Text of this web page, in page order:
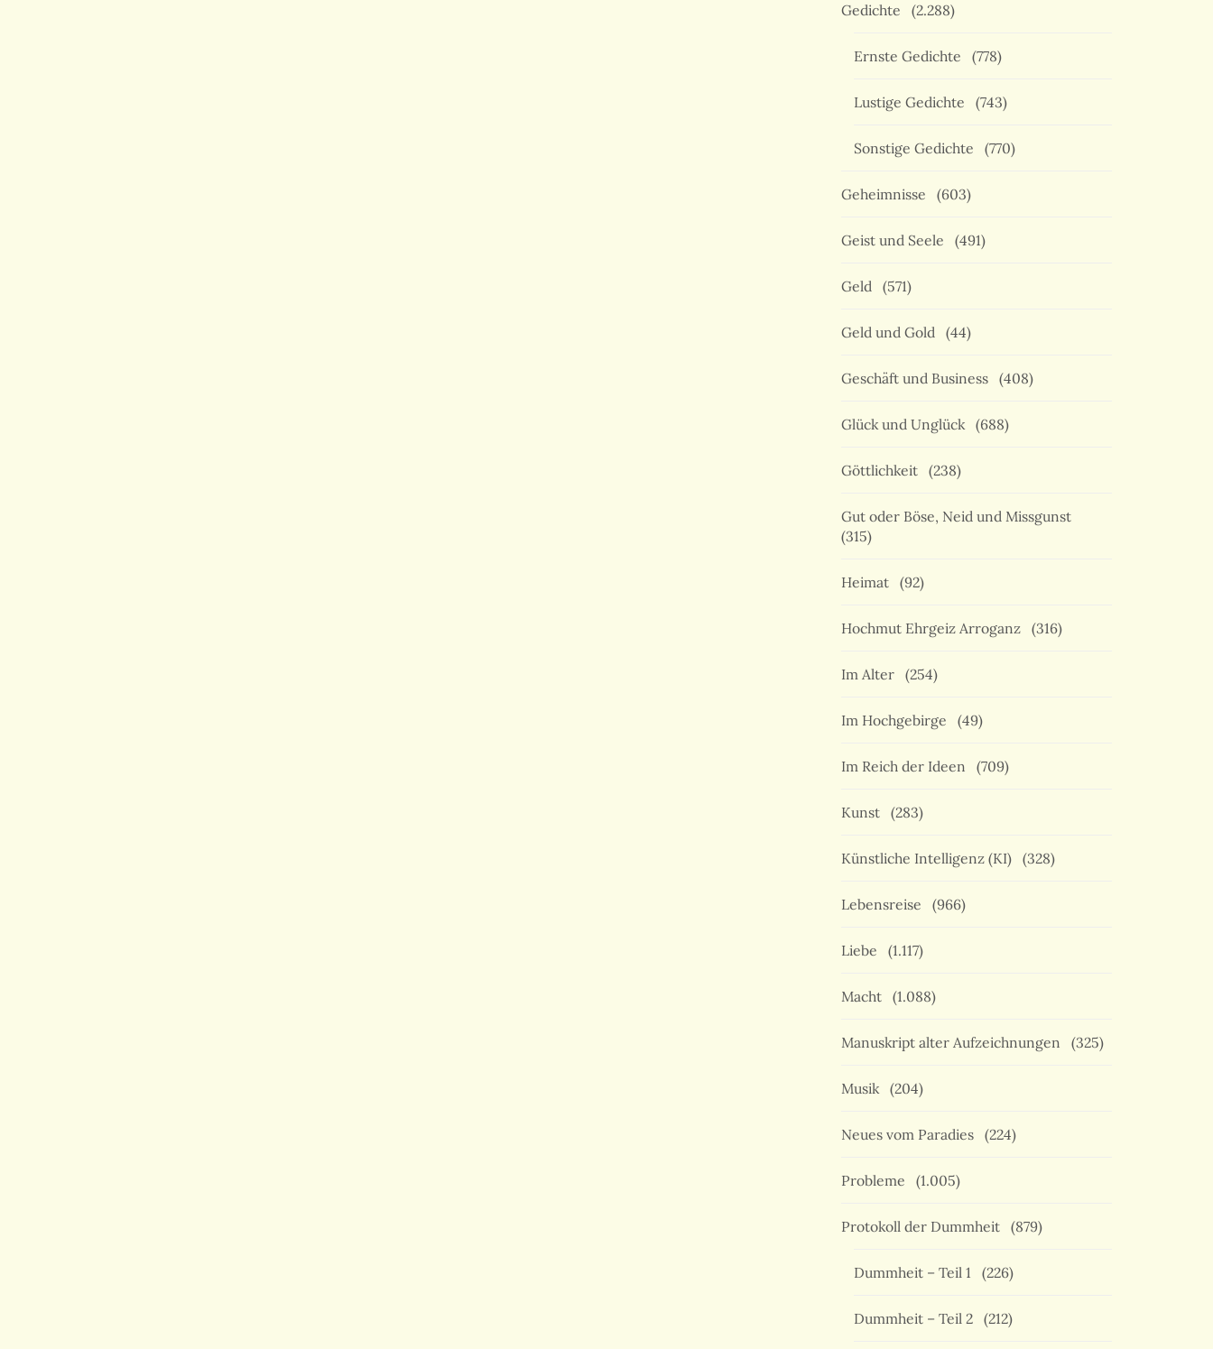
Gedichte (2.288)
Ernste Gedichte (778)
Lustige Gedichte (743)
Sonstige Gedichte (770)
Geheimnisse (603)
Geist und Seele (491)
Geld (571)
Geld und Gold (44)
Geschäft und Business (408)
Glück und Unglück (688)
Göttlichkeit (238)
Gut oder Böse, Neid und Missgunst
(315)
Heimat (92)
Hochmut Ehrgeiz Arroganz (316)
Im Alter (254)
Im Hochgebirge (49)
Im Reich der Ideen (709)
Kunst (283)
Künstliche Intelligenz (KI) (328)
Lebensreise (966)
Liebe (1.117)
Macht (1.088)
Manuskript alter Aufzeichnungen (325)
Musik (204)
Neues vom Paradies (224)
Probleme (1.005)
Protokoll der Dummheit (879)
Dummheit – Teil 1 (226)
Dummheit – Teil 2 (212)